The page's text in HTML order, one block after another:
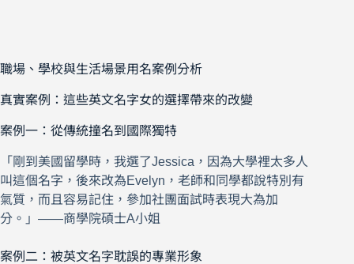
職場、學校與生活場景用名案例分析
真實案例：這些英文名字女的選擇帶來的改變
案例一：從傳統撞名到國際獨特
「剛到美國留學時，我選了Jessica，因為大學裡太多人
叫這個名字，後來改為Evelyn，老師和同學都說特別有
氣質，而且容易記住，參加社團面試時表現大為加
分。」——商學院碩士A小姐
案例二：被英文名字耽誤的專業形象